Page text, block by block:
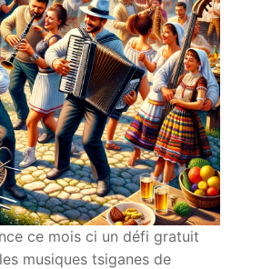
ce mois ci un défi gratuit
musiques tsiganes de